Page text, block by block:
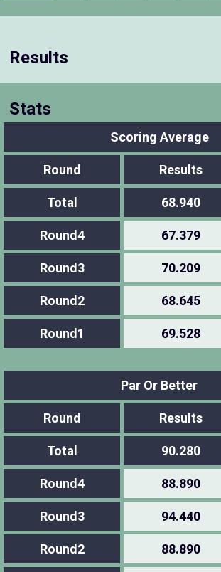
Results
Stats
Scoring Average
Round Results
Total 68.940
Round4 67.379
Round3 70.209
Round2 68.645
Round1 69.528
Par Or Better
Round Results
Total 90.280
Round4 88.890
Round3 94.440
Round2 88.890